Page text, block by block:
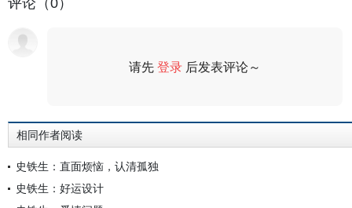
评论（0）
请先登录 后发表评论～
相同作者阅读
史铁生：直面烦恼，认清孤独
史铁生：好运设计